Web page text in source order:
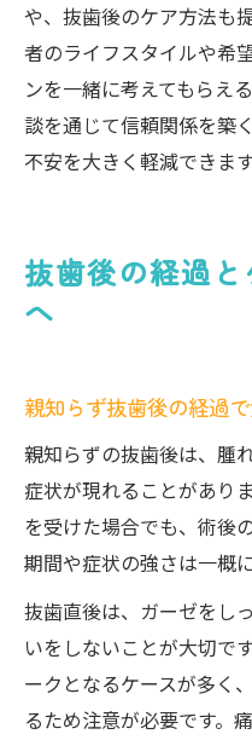
や、抜歯後のケア方法も
者のライフスタイルや希
ンを一緒に考えてもらえ
談を通じて信頼関係を築
不安を大きく軽減できます
抜歯後の経過
へ
親知らず抜歯後の経過
親知らずの抜歯後は、腫
症状が現れることがあり
を受けた場合でも、術後
期間や症状の強さは一概
抜歯直後は、ガーゼをし
いをしないことが大切で
ークとなるケースが多く
るため注意が必要です。